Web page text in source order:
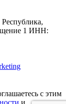
1 ИНН:
с этим
и